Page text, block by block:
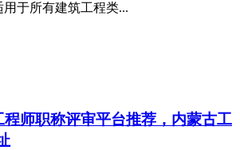
于所有建筑工程类...
师职称评审平台推荐，内蒙古工